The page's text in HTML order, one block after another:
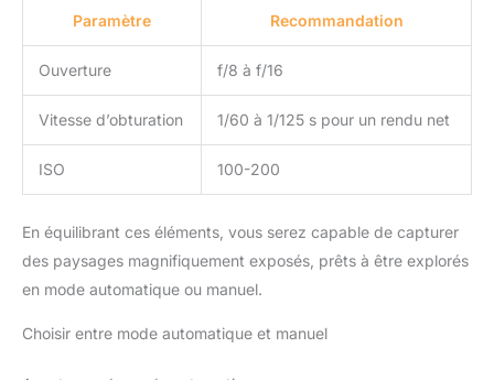
Paramètre Recommandation
Ouverture f/8 à f/16
Vitesse d’obturation 1/60 à 1/125 s pour un rendu net
ISO 100-200
En équilibrant ces éléments, vous serez capable de capturer
des paysages magnifiquement exposés, prêts à être explorés
en mode automatique ou manuel.
Choisir entre mode automatique et manuel